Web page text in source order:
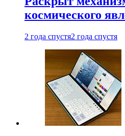
космического
2 года спустя2 года спустя